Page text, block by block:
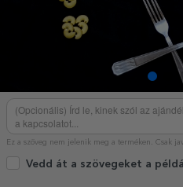
Ez a szöveg nem jelenik meg a terméken. Csak
Vedd át a szövegeket a